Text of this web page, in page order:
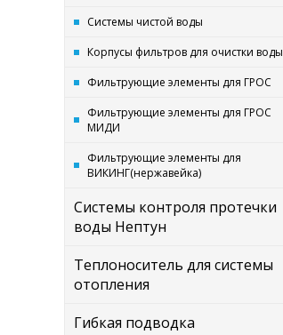
Системы чистой воды
Корпусы фильтров для очистки воды
Фильтрующие элементы для ГРОС
Фильтрующие элементы для ГРОС
МИДИ
Фильтрующие элементы для
ВИКИНГ(нержавейка)
Системы контроля протечки
воды Нептун
Теплоноситель для системы
отопления
Гибкая подводка